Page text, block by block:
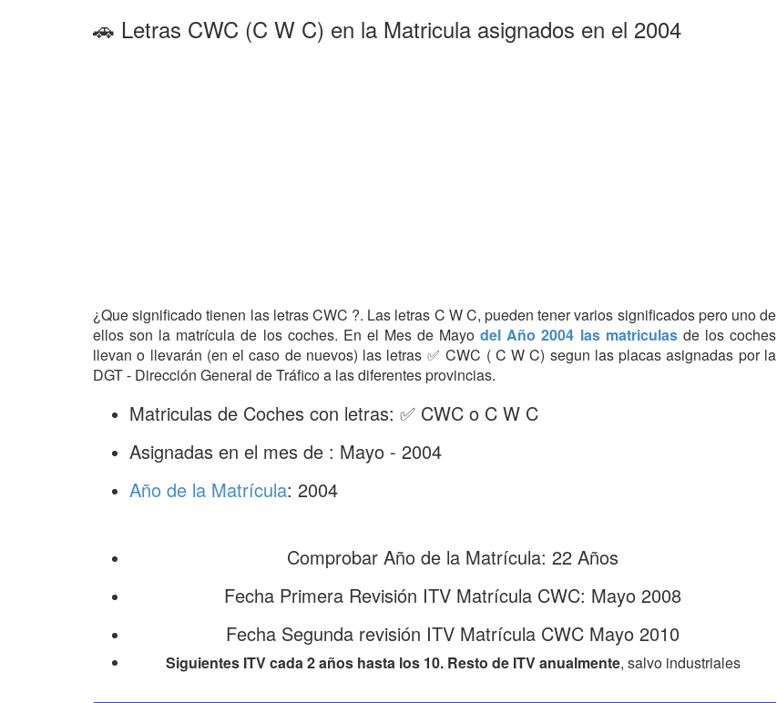
🚗 Letras CWC (C W C) en la Matricula asignados en el 2004
¿Que significado tienen las letras CWC ?. Las letras C W C, pueden tener varios significados pero uno de
ellos son la matrícula de los coches. En el Mes de Mayodel Año 2004 las matriculas de los coches
llevan o llevarán (en el caso de nuevos) las letras ✅ CWC ( C W C) segun las placas asignadas por la
DGT - Dirección General de Tráfico a las diferentes provincias.
Matriculas de Coches con letras: ✅ CWC o C W C
Asignadas en el mes de : Mayo - 2004
Año de la Matrícula: 2004
Comprobar Año de la Matrícula: 22 Años
Fecha Primera Revisión ITV Matrícula CWC: Mayo 2008
Fecha Segunda revisión ITV Matrícula CWC Mayo 2010
Siguientes ITV cada 2 años hasta los 10. Resto de ITV anualmente, salvo industriales